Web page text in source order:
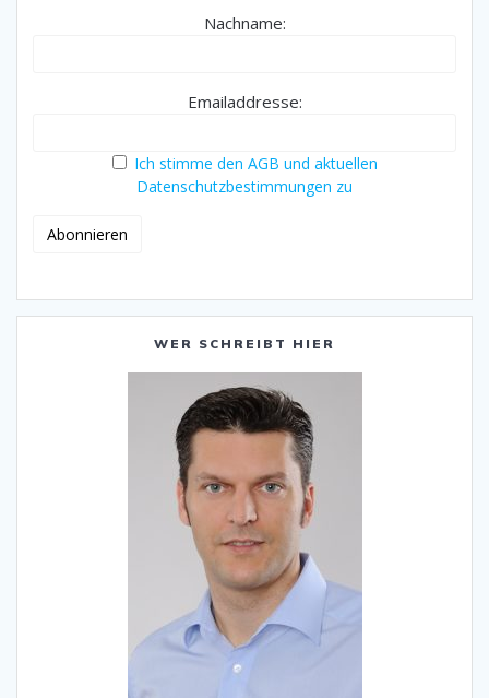
Nachname:
Emailaddresse:
Ich stimme den AGB und aktuellen
Datenschutzbestimmungen zu
WER SCHREIBT HIER